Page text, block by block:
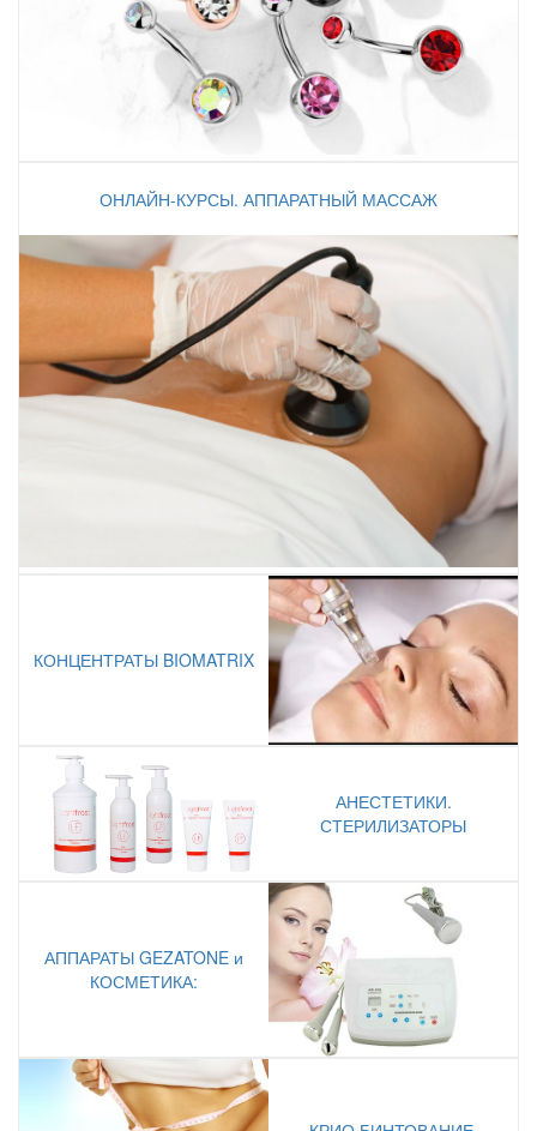
ОНЛАЙН-КУРСЫ. АППАРАТНЫЙ МАССАЖ
КОНЦЕНТРАТЫ BIOMATRIX
АНЕСТЕТИКИ.
СТЕРИЛИЗАТОРЫ
АППАРАТЫ GEZATONE и
КОСМЕТИКА: